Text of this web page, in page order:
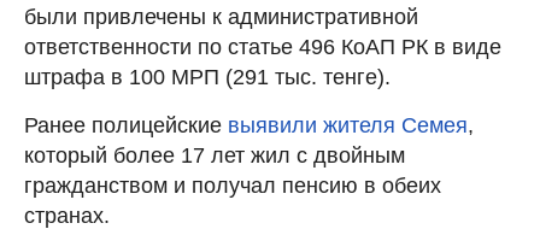
были привлечены к административной
ответственности по статье 496 КоАП РК в виде
штрафа в 100 МРП (291 тыс. тенге).
Ранее полицейские выявили жителя Семея,
который более 17 лет жил с двойным
гражданством и получал пенсию в обеих
странах.